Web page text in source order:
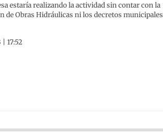
estaría realizando la actividad sin contar con la
de Obras Hidráulicas ni los decretos municipales
17:52